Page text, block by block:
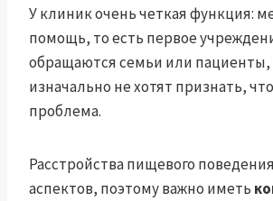
У клиник очень четкая функция:
помощь, то есть первое
обращаются семьи или
изначально не хотят признать,
проблема.
Расстройства пищевого
аспектов, поэтому важно иметь